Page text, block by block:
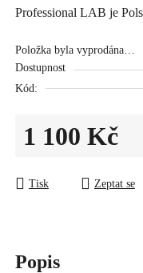
Professional LAB je
Položka byla vyprodána…
Dostupnost
Kód:
1 100 Kč
Tisk Zeptat se
Popis